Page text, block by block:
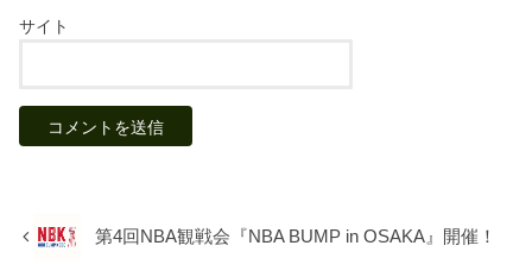
サイト
第4回NBA観戦会『NBA BUMP in OSAKA』開催！